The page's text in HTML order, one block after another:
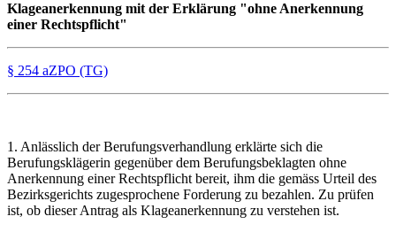
Klageanerkennung mit der Erklärung "ohne Anerkennung
einer Rechtspflicht"
§ 254 aZPO (TG)
1. Anlässlich der Berufungsverhandlung erklärte sich die
Berufungsklägerin gegenüber dem Berufungsbeklagten ohne
Anerkennung einer Rechtspflicht bereit, ihm die gemäss Urteil des
Bezirksgerichts zugesprochene Forderung zu bezahlen. Zu prüfen
ist, ob dieser Antrag als Klageanerkennung zu verstehen ist.